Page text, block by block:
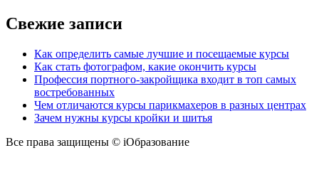
Свежие записи
Как определить самые лучшие и посещаемые курсы
Как стать фотографом, какие окончить курсы
Профессия портного-закройщика входит в топ самых
востребованных
Чем отличаются курсы парикмахеров в разных центрах
Зачем нужны курсы кройки и шитья
Все права защищены © iОбразование